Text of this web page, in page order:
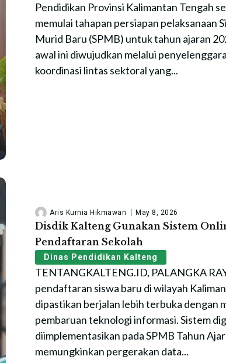
Pendidikan Provinsi Kalimantan Tengah
memulai tahapan persiapan pelaksanaan
Murid Baru (SPMB) untuk tahun ajaran
awal ini diwujudkan melalui
koordinasi lintas sektoral yang...
Aris Kurnia Hikmawan May 8, 2026
Disdik Kalteng Gunakan Sistem
Pendaftaran Sekolah
Dinas Pendidikan Kalteng
TENTANGKALTENG.ID, PALANGKA
pendaftaran siswa baru di wilayah
dipastikan berjalan lebih terbuka dengan
pembaruan teknologi informasi. Sistem
diimplementasikan pada SPMB Tahun
memungkinkan pergerakan data...